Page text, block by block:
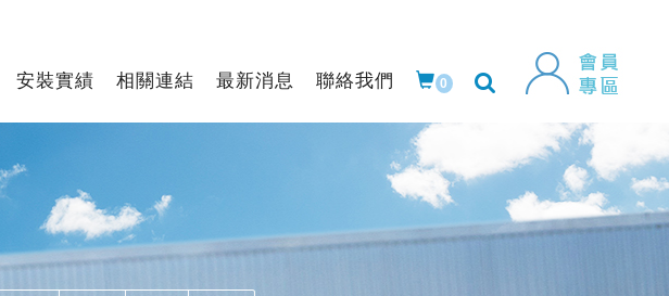
安裝實績 相關連結 最新消息 聯絡我們 0